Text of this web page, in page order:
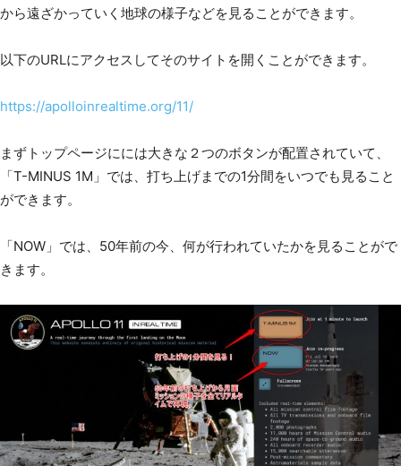
から遠ざかっていく地球の様子などを見ることができます。
以下のURLにアクセスしてそのサイトを開くことができます。
https://apolloinrealtime.org/11/
まずトップページにには大きな２つのボタンが配置されていて、
「T-MINUS 1M」では、打ち上げまでの1分間をいつでも見ること
ができます。
「NOW」では、50年前の今、何が行われていたかを見ることがで
きます。